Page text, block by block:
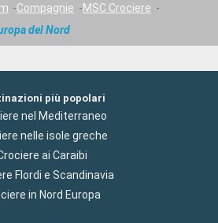
Compagnie
MSC Crociere
del Nord
più popolari
nel Mediterraneo
nelle isole greche
ai Caraibi
Flordi e Scandinavia
in Nord Europa